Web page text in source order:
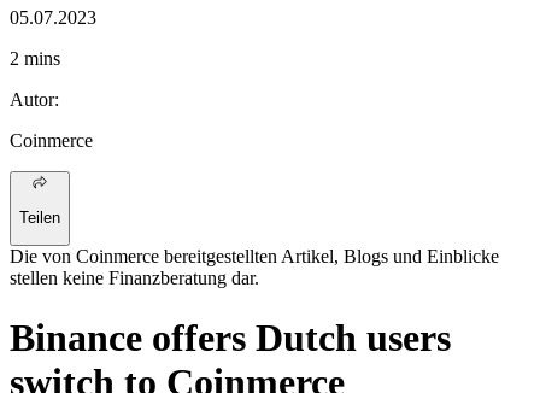
05.07.2023
2 mins
Autor:
Coinmerce
Teilen
Die von Coinmerce bereitgestellten Artikel, Blogs und Einblicke
stellen keine Finanzberatung dar.
Binance offers Dutch users
switch to Coinmerce